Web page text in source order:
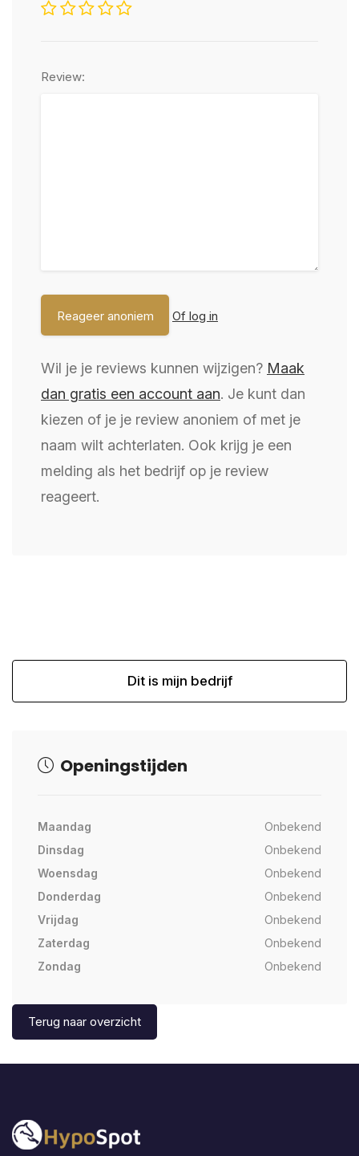
Review:
Of log in
Wil je je reviews kunnen wijzigen? Maak
dan gratis een account aan. Je kunt dan
kiezen of je je review anoniem of met je
naam wilt achterlaten. Ook krijg je een
melding als het bedrijf op je review
reageert.
Dit is mijn bedrijf
Openingstijden
Maandag
Onbekend
Dinsdag
Onbekend
Woensdag
Onbekend
Donderdag
Onbekend
Vrijdag
Onbekend
Zaterdag
Onbekend
Zondag
Onbekend
Terug naar overzicht